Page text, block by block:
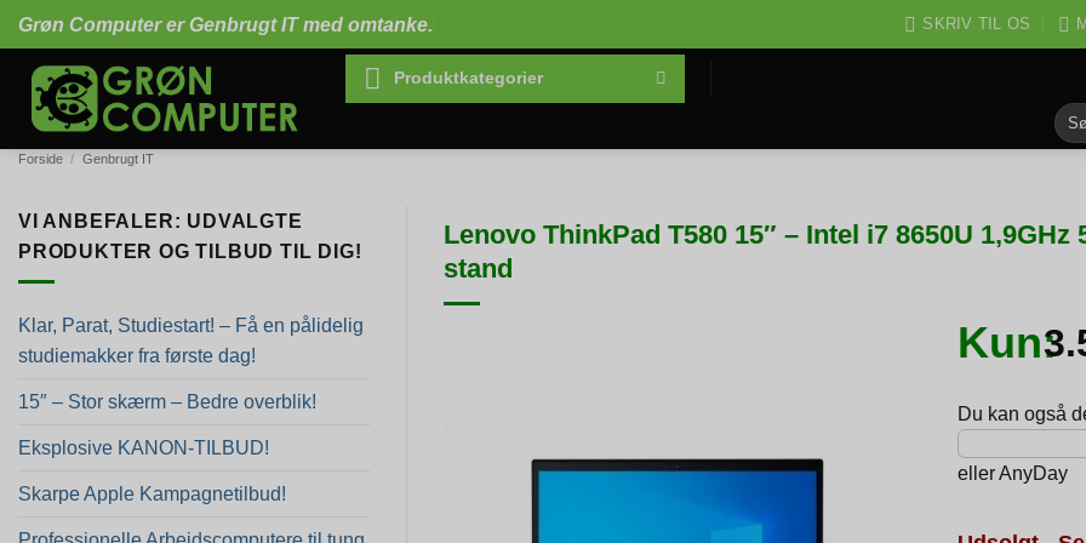
Fortsæt
til
indhold
Grøn Computer er Genbrugt IT med omtanke. SKRIV TIL OS
Produktkategorier
Søg
Forside / Genbrugt IT
VI ANBEFALER: UDVALGTE
PRODUKTER OG TILBUD TIL DIG!
Klar, Parat, Studiestart! – Få en pålidelig
studiemakker fra første dag!
15″ – Stor skærm – Bedre overblik!
Eksplosive KANON-TILBUD!
Skarpe Apple Kampagnetilbud!
Lenovo ThinkPad T580 15″ – Intel i7 8650U
stand
Kun:
Du kan også
ellerAnyDay